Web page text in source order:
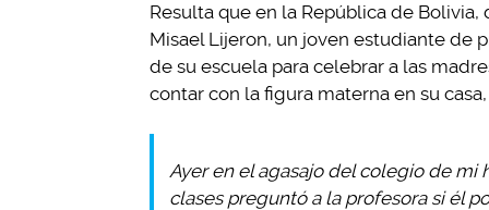
Resulta que en la República de
Misael Lijeron, un joven estudiante de
de su escuela para celebrar a las
contar con la figura materna en su
Ayer en el agasajo del colegio de
clases preguntó a la profesora si él